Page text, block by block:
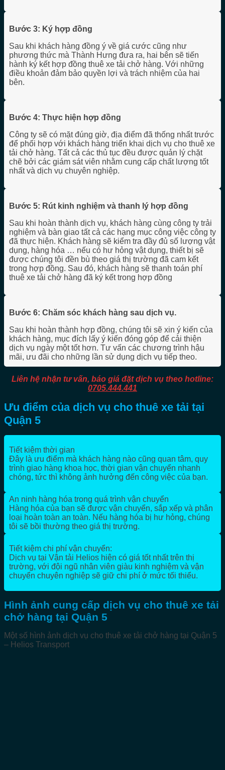
Bước 3: Ký hợp đồng
Sau khi khách hàng đồng ý về giá cước cũng như
phương thức mà Thành Hưng đưa ra, hai bên sẽ tiến
hành ký kết hợp đồng thuê xe tải chở hàng. Với những
điều khoản đảm bảo quyền lợi và trách nhiệm của hai
bên.
Bước 4: Thực hiện hợp đồng
Công ty sẽ có mặt đúng giờ, địa điểm đã thống nhất trước
để phối hợp với khách hàng triển khai dịch vụ cho thuê xe
tải chở hàng. Tất cả các thủ tục đều được quản lý chặt
chẽ bởi các giám sát viên nhằm cung cấp chất lượng tốt
nhất và dịch vụ chuyên nghiệp.
Bước 5: Rút kinh nghiệm và thanh lý hợp đồng
Sau khi hoàn thành dịch vụ, khách hàng cùng công ty trải
nghiệm và bàn giao tất cả các hạng mục công việc công ty
đã thực hiện. Khách hàng sẽ kiểm tra đầy đủ số lượng vật
dụng, hàng hóa … nếu có hư hỏng vật dụng, thiết bị sẽ
được chúng tôi đền bù theo giá thị trường đã cam kết
trong hợp đồng. Sau đó, khách hàng sẽ thanh toán phí
thuê xe tải chở hàng đã ký kết trong hợp đồng
Bước 6: Chăm sóc khách hàng sau dịch vụ.
Sau khi hoàn thành hợp đồng, chúng tôi sẽ xin ý kiến ​​của
khách hàng, mục đích lấy ý kiến ​​đóng góp để cải thiện
dịch vụ ngày một tốt hơn. Tư vấn các chương trình hậu
mãi, ưu đãi cho những lần sử dụng dịch vụ tiếp theo.
Liên hệ nhận tư vấn, báo giá đặt dịch vụ theo hotline:
0705.444.441
Ưu điểm của dịch vụ cho thuê xe tải tại
Quận 5
Tiết kiệm thời gian
Đây là ưu điểm mà khách hàng nào cũng quan tâm, quy
trình giao hàng khoa học, thời gian vận chuyển nhanh
chóng, tức thì không ảnh hưởng đến công việc của bạn.
An ninh hàng hóa trong quá trình vận chuyển
Hàng hóa của bạn sẽ được vận chuyển, sắp xếp và phân
loại hoàn toàn an toàn. Nếu hàng hóa bị hư hỏng, chúng
tôi sẽ bồi thường theo giá thị trường.
Tiết kiệm chi phí vận chuyển:
Dịch vụ tại Vận tải Helios hiện có giá tốt nhất trên thị
trường, với đội ngũ nhân viên giàu kinh nghiệm và vận
chuyển chuyên nghiệp sẽ giữ chi phí ở mức tối thiểu.
Hình ảnh cung cấp dịch vụ cho thuê xe tải
chở hàng tại Quận 5
Một số hình ảnh dịch vụ cho thuê xe tải chở hàng tại Quận 5
– Helios Transport